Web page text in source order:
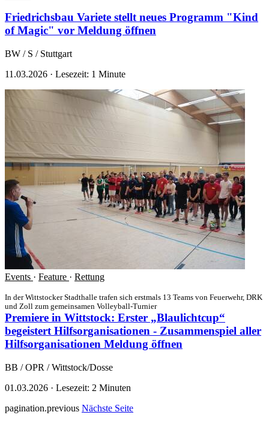
Friedrichsbau Variete stellt neues Programm "Kind
of Magic" vor Meldung öffnen
BW / S / Stuttgart
11.03.2026 · Lesezeit: 1 Minute
Events · Feature · Rettung
In der Wittstocker Stadthalle trafen sich erstmals 13 Teams von Feuerwehr, DRK
und Zoll zum gemeinsamen Volleyball-Turnier
Premiere in Wittstock: Erster „Blaulichtcup“
begeistert Hilfsorganisationen - Zusammenspiel aller
Hilfsorganisationen Meldung öffnen
BB / OPR / Wittstock/Dosse
01.03.2026 · Lesezeit: 2 Minuten
pagination.previous Nächste Seite